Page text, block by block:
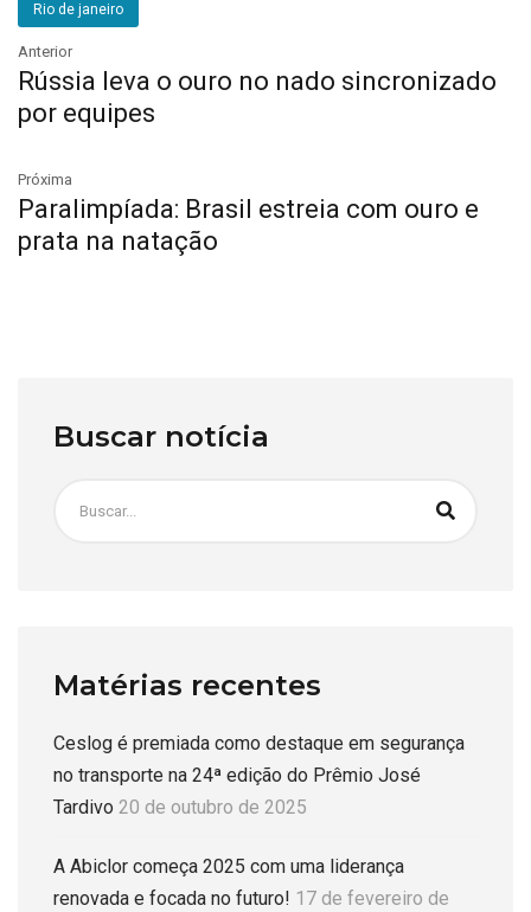
Rio de janeiro
Anterior
Rússia leva o ouro no nado sincronizado
por equipes
Próxima
Paralimpíada: Brasil estreia com ouro e
prata na natação
Buscar notícia
Matérias recentes
Ceslog é premiada como destaque em segurança
no transporte na 24ª edição do Prêmio José
Tardivo 20 de outubro de 2025
A Abiclor começa 2025 com uma liderança
renovada e focada no futuro! 17 de fevereiro de